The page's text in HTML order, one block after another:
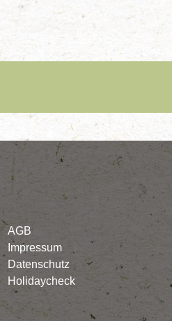
AGB
Impressum
Datenschutz
Holidaycheck